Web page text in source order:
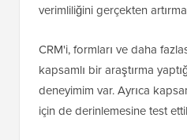
verimliliğini gerçekten
CRM'i, formları ve daha
kapsamlı bir araştırma
deneyimim var. Ayrıca
için de derinlemesine test